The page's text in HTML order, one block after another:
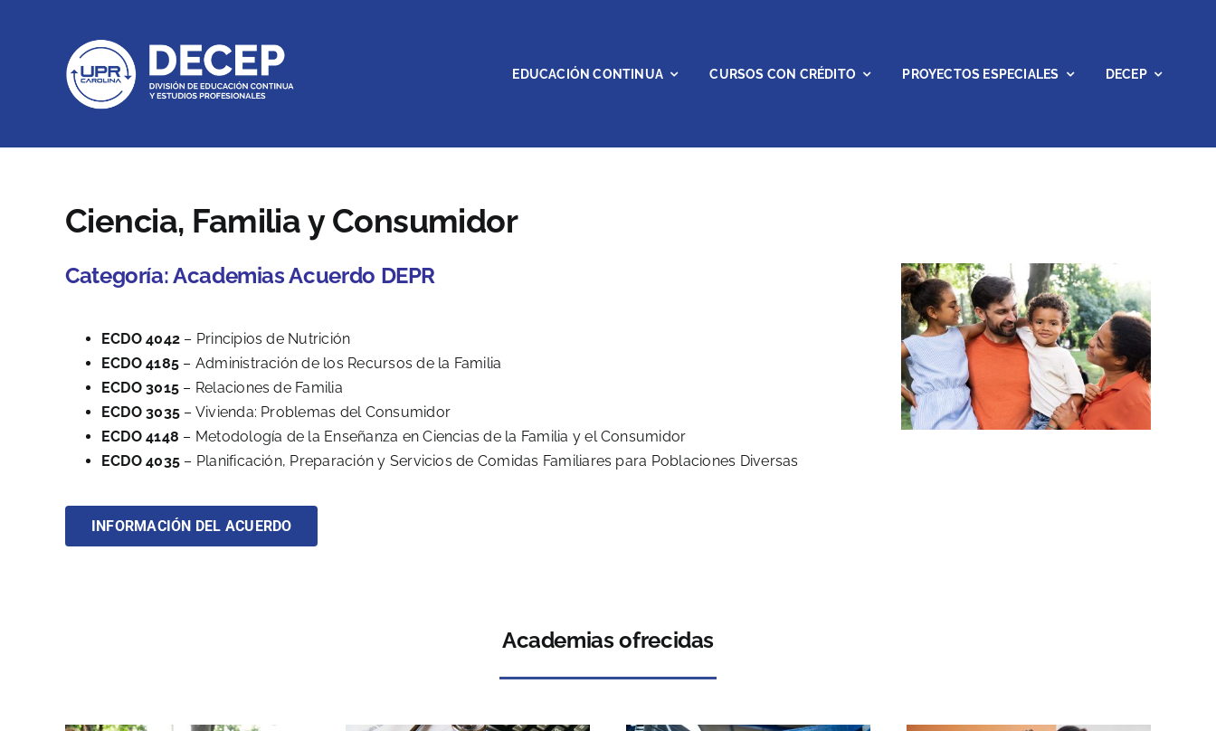
EDUCACIÓN CONTINUA CURSOS CON CRÉDITO PROYECTOS ESPECIALES DECEP
Ciencia, Familia y Consumidor
Categoría:Academias Acuerdo DEPR
ECDO 4042 – Principios de Nutrición
ECDO 4185 – Administración de los Recursos de la Familia
ECDO 3015 – Relaciones de Familia
ECDO 3035 – Vivienda: Problemas del Consumidor
ECDO 4148 – Metodología de la Enseñanza en Ciencias de la Familia y el Consumidor
ECDO 4035 – Planificación, Preparación y Servicios de Comidas Familiares para Poblaciones Diversas
INFORMACIÓN DEL ACUERDO
Academias ofrecidas